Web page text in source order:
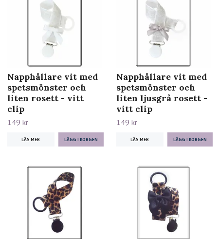
Napphållare vit med
spetsmönster och
liten rosett - vitt
clip
149 kr
LÄS MER
Napphållare vit med
spetsmönster och
liten ljusgrå rosett -
vitt clip
149 kr
LÄS MER